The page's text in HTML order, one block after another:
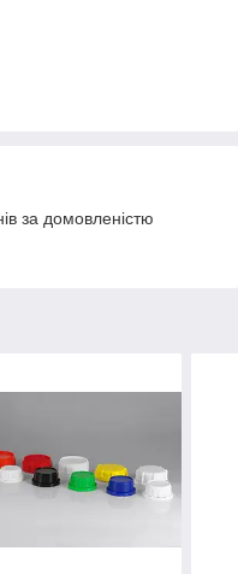
за домовленістю